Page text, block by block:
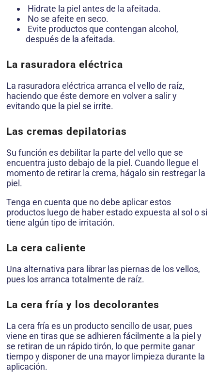
Hidrate la piel antes de la afeitada.
No se afeite en seco.
Evite productos que contengan alcohol,
después de la afeitada.
La rasuradora eléctrica
La rasuradora eléctrica arranca el vello de raíz,
haciendo que éste demore en volver a salir y
evitando que la piel se irrite.
Las cremas depilatorias
Su función es debilitar la parte del vello que se
encuentra justo debajo de la piel. Cuando llegue el
momento de retirar la crema, hágalo sin restregar la
piel.
Tenga en cuenta que no debe aplicar estos
productos luego de haber estado expuesta al sol o si
tiene algún tipo de irritación.
La cera caliente
Una alternativa para librar las piernas de los vellos,
pues los arranca totalmente de raíz.
La cera fría y los decolorantes
La cera fría es un producto sencillo de usar, pues
viene en tiras que se adhieren fácilmente a la piel y
se retiran de un rápido tirón, lo que permite ganar
tiempo y disponer de una mayor limpieza durante la
aplicación.